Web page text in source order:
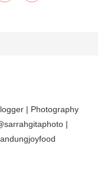
| Photography
|